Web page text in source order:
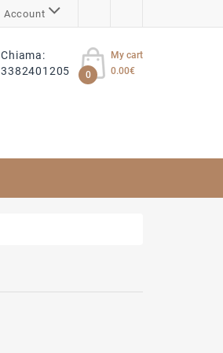
Account
Chiama:
3382401205
My cart
0
0.00€